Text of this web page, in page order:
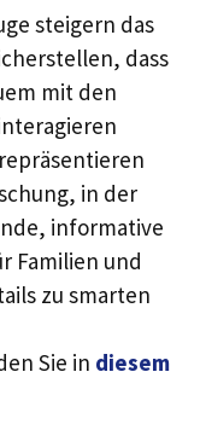
steigern das
dass
mit den
in der
informative
Familien und
zu smarten
Sie in diesem